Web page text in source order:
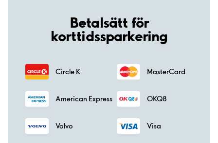
Betalsätt för
korttidssparkering
Circle K MasterCard
American Express OKQ8
Volvo Visa